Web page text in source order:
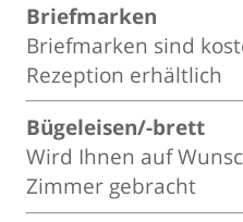
Briefmarken
Briefmarken sind
Rezeption erhältlich
Bügeleisen/-brett
Wird Ihnen auf
Zimmer gebracht